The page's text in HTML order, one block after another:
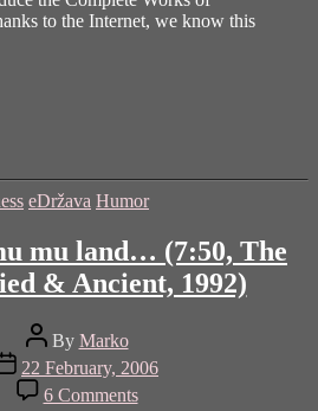
to the Internet, we know this
Categories
eDržava Humor
mu land… (7:50, The
& Ancient, 1992)
Post
author
By Marko
date
22 February, 2006
6 Commentson